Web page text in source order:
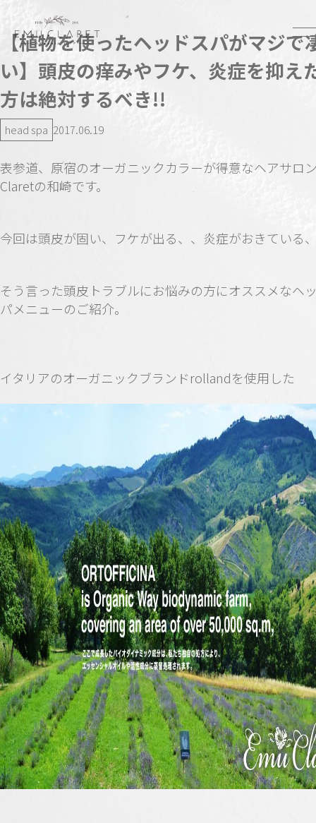
【植物を使ったヘッドスパがマジで
い】頭皮の痒みやフケ、炎症を抑え
方は絶対するべき!!
head spa 2017.06.19
表参道、原宿のオーガニックカラーが得意なヘアサロ
Claretの和崎です。
今回は頭皮が固い、フケが出る、、炎症がおきている
そう言った頭皮トラブルにお悩みの方にオススメなヘ
パメニューのご紹介。
イタリアのオーガニックブランドrollandを使用した